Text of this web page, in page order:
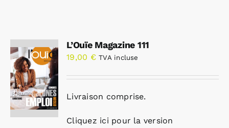
L’Ouïe Magazine 111
19,00 € TVA incluse
Livraison comprise.
Cliquez ici pour la version